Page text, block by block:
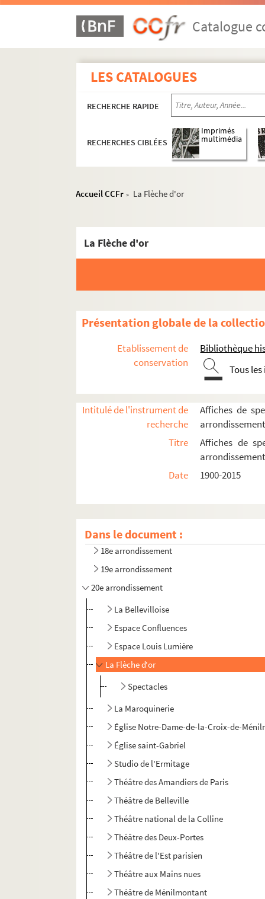
Catalogue
LES CATALOGUES
RECHERCHE RAPIDE
RECHERCHES CIBLÉES
Imprimés
multimédia
Accueil CCFr > La Flèche d'or
La Flèche d'or
Présentation globale de la
Etablissement de
conservation
Bibliothèque
Tous
Intitulé de l'instrument de
recherche
Affiches de
Titre
Affiches de
Date
1900-2015
Dans le document :
17e arrondissement
18e arrondissement
19e arrondissement
20e arrondissement
La Bellevilloise
Espace Confluences
Espace Louis Lumière
La Flèche d'or
Spectacles
La Maroquinerie
Église Notre-Dame-de-la-Croix-de-
Église saint-Gabriel
Studio de l'Ermitage
Théâtre des Amandiers de Paris
Théâtre de Belleville
Théâtre national de la Colline
Théâtre des Deux-Portes
Théâtre de l'Est parisien
Théâtre aux Mains nues
Théâtre de Ménilmontant